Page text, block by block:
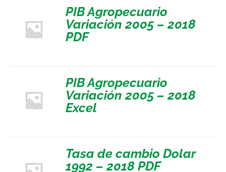
PIB Agropecuario
Variación 2005 – 2018
PDF
PIB Agropecuario
Variación 2005 – 2018
Excel
Tasa de cambio Dolar
1992 – 2018 PDF